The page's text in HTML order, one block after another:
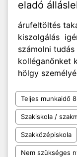
eladó
árufeltöltés
kiszolgálás
számolni
kolléganőnket
hölgy
Teljes munkaidő
Szakiskola /
Szakközépiskola
Nem szükséges